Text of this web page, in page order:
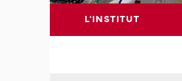
L'INSTITUT